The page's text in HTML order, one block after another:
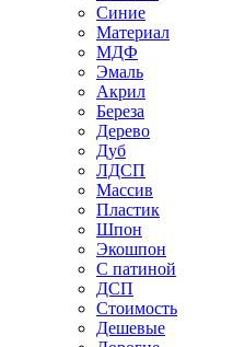
Синие
Материал
МДФ
Эмаль
Акрил
Береза
Дерево
Дуб
ЛДСП
Массив
Пластик
Шпон
Экошпон
С патиной
ДСП
Стоимость
Дешевые